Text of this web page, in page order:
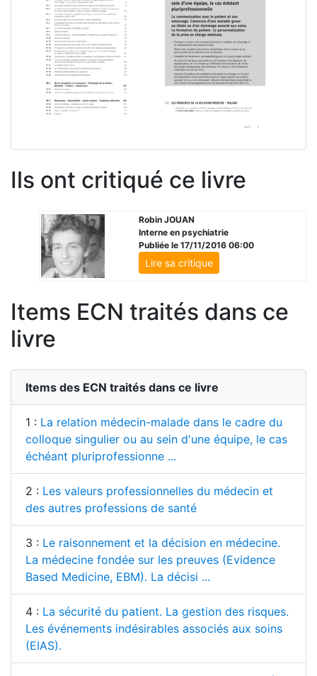
Ils ont critiqué ce livre
Robin JOUAN
Interne en psychiatrie
Publiée le 17/11/2016 06:00
Lire sa critique
Items ECN traités dans ce
livre
Items des ECN traités dans ce livre
1 : La relation médecin-malade dans le cadre du
colloque singulier ou au sein d'une équipe, le cas
échéant pluriprofessionne ...
2 : Les valeurs professionnelles du médecin et
des autres professions de santé
3 : Le raisonnement et la décision en médecine.
La médecine fondée sur les preuves (Evidence
Based Medicine, EBM). La décisi ...
4 : La sécurité du patient. La gestion des risques.
Les événements indésirables associés aux soins
(EIAS).